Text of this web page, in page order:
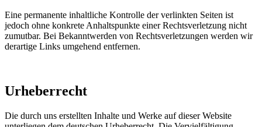
Eine permanente inhaltliche Kontrolle der verlinkten Seiten ist
jedoch ohne konkrete Anhaltspunkte einer Rechtsverletzung nicht
zumutbar. Bei Bekanntwerden von Rechtsverletzungen werden wir
derartige Links umgehend entfernen.
Urheberrecht
Die durch uns erstellten Inhalte und Werke auf dieser Website